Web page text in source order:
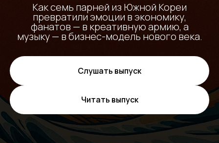
Как семь парней из Южной Кореи
превратили эмоции в экономику,
фанатов — в креативную армию, а
музыку — в бизнес-модель нового века.
Слушать выпуск
Читать выпуск